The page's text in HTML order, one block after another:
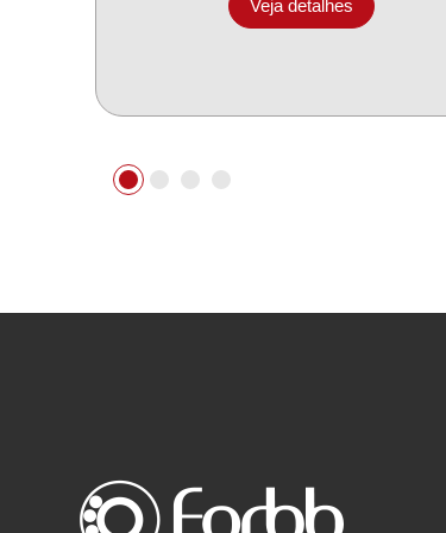
Veja detalhes